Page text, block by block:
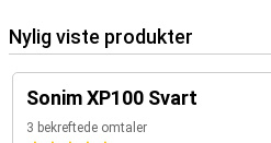
Nylig viste produkter
Sonim XP100 Svart
3 bekreftede omtaler